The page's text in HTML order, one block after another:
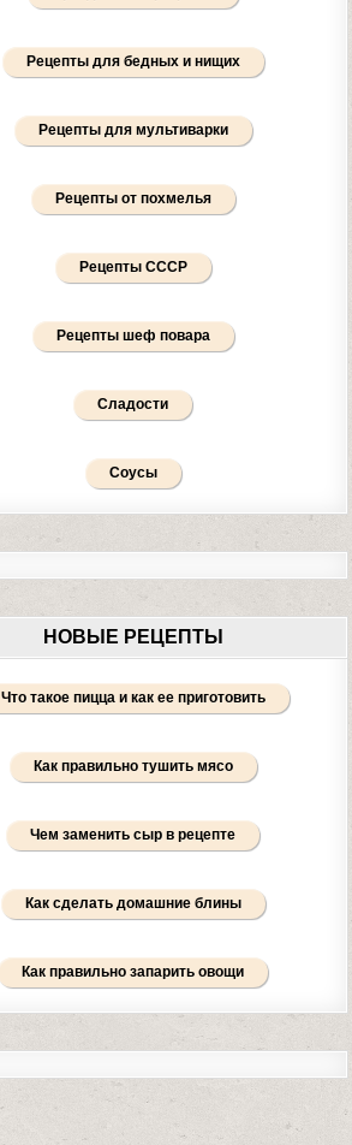
Рецепты для бедных и нищих
Рецепты для мультиварки
Рецепты от похмелья
Рецепты СССР
Рецепты шеф повара
Сладости
Соусы
НОВЫЕ РЕЦЕПТЫ
Что такое пицца и как ее приготовить
Как правильно тушить мясо
Чем заменить сыр в рецепте
Как сделать домашние блины
Как правильно запарить овощи